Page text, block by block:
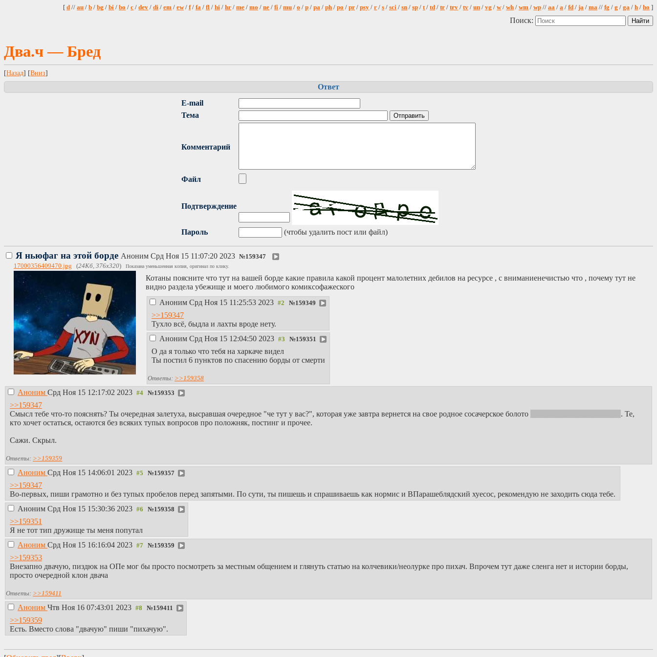
[ d // au / b / bg / bi / bo / c / dev / di / em / ew/ f/ fa / fl / hi / hr / me / mo / ne / fi / mu / o / p / pa / ph / po / pr / psy / r / s / sci / sn / sp / t/ td / tr / trv / tv / un / vg / w/ wh / wm / wp // aa / a / fd / ja / ma // fg / g / ga / h / ho ]
Поиск:
Два.ч — Бред
[Назад] [Вниз]
Ответ
E-mail
Тема
Комментарий
Файл
Подтверждение
Пароль (чтобы удалить пост или файл)
Я ньюфаг на этой борде Аноним Срд Ноя 15 11:07:20 2023 №159347
17000356409470.jpg (24Кб, 376x320) Показана уменьшенная копия, оригинал по клику.
Котаны поясните что тут на вашей борде какие правила какой процент малолетних дебилов на ресурсе , с вниманиенечистью что , почему тут не
видно раздела убежище и моего любимого комиксофажеского
Аноним Срд Ноя 15 11:25:53 2023 №159349
>>159347
Тухло всё, быдла и лахты вроде нету.
Аноним Срд Ноя 15 12:04:50 2023 №159351
О да я только что тебя на харкаче видел
Ты постил 6 пунктов по спасению борды от смерти
Ответы: >>159358
Аноним Срд Ноя 15 12:17:02 2023 №159353
>>159347
Смысл тебе что-то пояснять? Ты очередная залетуха, высравшая очередное "че тут у вас?", которая уже завтра вернется на свое родное сосачерское болото
. Те,
кто хочет остаться, остаются без всяких тупых вопросов про положняк, постинг и прочее.
Сажи. Скрыл.
Ответы: >>159359
Аноним Срд Ноя 15 14:06:01 2023 №159357
>>159347
Во-первых, пиши грамотно и без тупых пробелов перед запятыми. По сути, ты пишешь и спрашиваешь как нормис и ВПарашеблядский хуесос, рекомендую не заходить сюда тебе.
Аноним Срд Ноя 15 15:30:36 2023 №159358
>>159351
Я не тот тип дружище ты меня попутал
Аноним Срд Ноя 15 16:16:04 2023 №159359
>>159353
Внезапно двачую, пиздюк на ОПе мог бы просто посмотреть за местным общением и глянуть статью на колчевики/неолурке про пихач. Впрочем тут даже сленга нет и истории борды,
просто очередной клон двача
Ответы: >>159411
Аноним Чтв Ноя 16 07:43:01 2023 №159411
>>159359
Есть. Вместо слова "двачую" пиши "пихачую".